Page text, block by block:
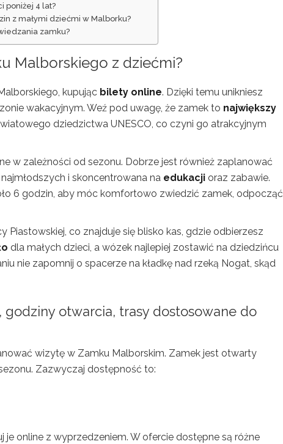
poniżej 4 lat?
z małymi dziećmi w Malborku?
zamku?
Malborskiego z dziećmi?
kupując bilety online. Dzięki temu unikniesz
wakacyjnym. Weź pod uwagę, że zamek to największy
dziedzictwa UNESCO, co czyni go atrakcyjnym
w zależności od sezonu. Dobrze jest również zaplanować
i skoncentrowana na edukacji oraz zabawie.
6 godzin, aby móc komfortowo zwiedzić zamek, odpocząć
Piastowskiej, co znajduje się blisko kas, gdzie odbierzesz
dla małych dzieci, a wózek najlepiej zostawić na dziedzińcu
nie zapomnij o spacerze na kładkę nad rzeką Nogat, skąd
otwarcia, trasy dostosowane do
wizytę w Zamku Malborskim. Zamek jest otwarty
Zazwyczaj dostępność to:
je online z wyprzedzeniem. W ofercie dostępne są różne